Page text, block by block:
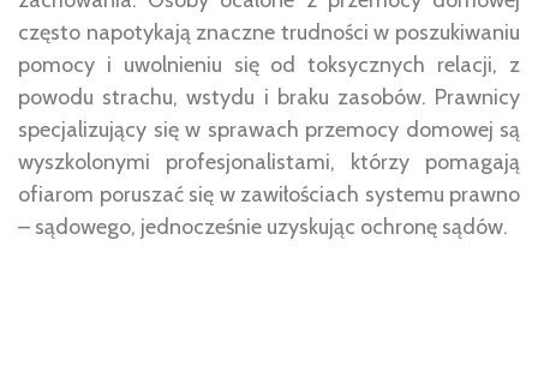
często napotykają znaczne trudności w poszukiwaniu
pomocy i uwolnieniu się od toksycznych relacji, z
powodu strachu, wstydu i braku zasobów. Prawnicy
specjalizujący się w sprawach przemocy domowej są
wyszkolonymi profesjonalistami, którzy pomagają
ofiarom poruszać się w zawiłościach systemu prawno
– sądowego, jednocześnie uzyskując ochronę sądów.